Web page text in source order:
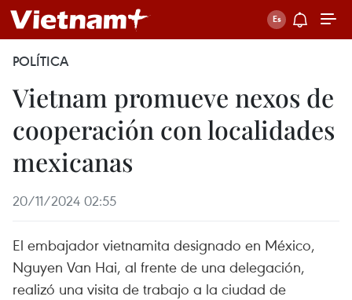
POLÍTICA
Vietnam promueve nexos de
cooperación con localidades
mexicanas
20/11/2024 02:55
El embajador vietnamita designado en México,
Nguyen Van Hai, al frente de una delegación,
realizó una visita de trabajo a la ciudad de